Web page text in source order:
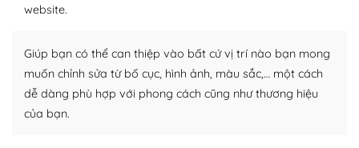
plugin của WordPress rất phong phú. Bạn có thể thỏa
lập website của mình.
WordPress đa dạng plugin và themes
– Dễ sử dụng
website.
Giúp bạn có thể can thiệp vào bất cứ vị trí nào bạn mong
muốn chỉnh sửa từ bố cục, hình ảnh, màu sắc,… một cách
dễ dàng phù hợp với phong cách cũng như thương hiệu
của bạn.